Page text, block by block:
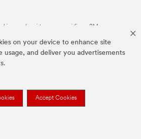
on your device to enhance site
usage, and deliver you advertisements
Accept Cookies
są znakami towarowymi firmy 3M.